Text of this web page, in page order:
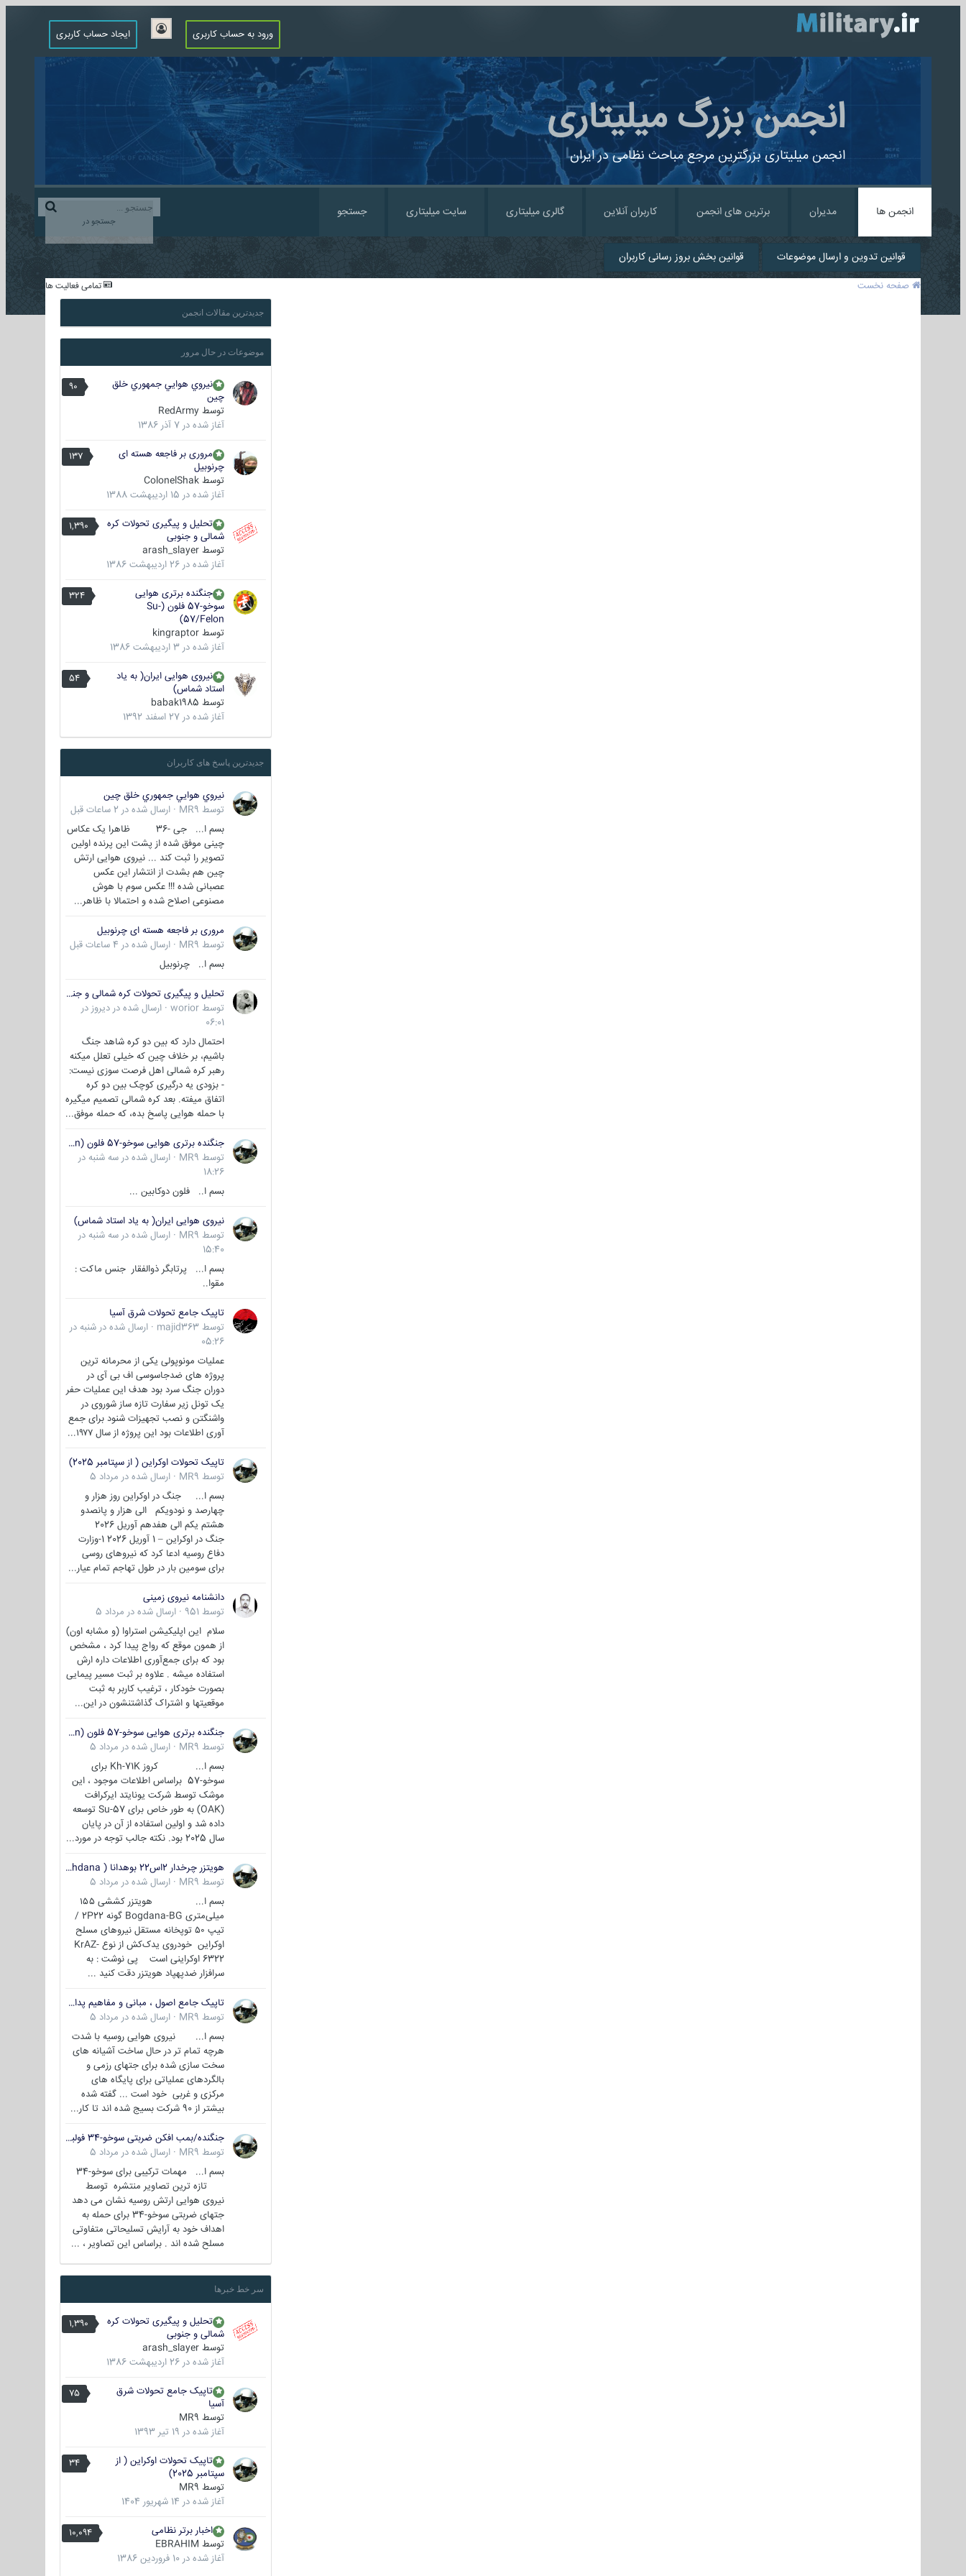
ورود به حساب کاربری ایجاد حساب کاربری
انجمن بزرگ میلیتاری
انجمن میلیتاری بزرگترین مرجع مباحث نظامی در ایران
جستجو در
انجمن ها مدیران برترین های انجمن کاربران آنلاین گالری میلیتاری سایت میلیتاری جستجو
قوانین تدوین و ارسال موضوعات قوانین بخش بروز رسانی کاربران
تمامی فعالیت ها صفحه نخست
جدیدترین مقالات انجمن
موضوعات در حال مرور
90
نيروي هوايي جمهوري خلق
چين
توسط RedArmy
آغاز شده در 7 آذر 1386
137
مروری بر فاجعه هسته ای
چرنوبیل
توسط ColonelShak
آغاز شده در 15 اردیبهشت 1388
1,390
تحلیل و پیگیری تحولات کره
شمالی و جنوبی
توسط arash_slayer
آغاز شده در 26 اردیبهشت 1386
324
جنگنده برتری هوایی
سوخو-57 فلون (Su-
57/Felon)
توسط kingraptor
آغاز شده در 3 اردیبهشت 1386
54
نیروی هوایی ایران( به یاد
استاد شماس)
توسط babak1985
آغاز شده در 27 اسفند 1392
جدیدترین پاسخ های کاربران
نيروي هوايي جمهوري خلق چين
توسط MR9
· ارسال شده در 2 ساعات قبل
بسم ا... جی -36 ظاهرا یک عکاس
چینی موفق شده از پشت این پرنده اولین
تصویر را ثبت کند ... نیروی هوایی ارتش
چین هم بشدت از انتشار این عکس
عصبانی شده !!! عکس سوم با هوش
مصنوعی اصلاح شده و احتمالا با ظاهر...
مروری بر فاجعه هسته ای چرنوبیل
توسط MR9
· ارسال شده در 4 ساعات قبل
بسم ا.. چرنوبیل
تحلیل و پیگیری تحولات کره شمالی و جنوبی
توسط worior
· ارسال شده در دیروز در
06:01
احتمال دارد که بین دو کره شاهد جنگ
باشیم، بر خلاف چین که خیلی تعلل میکنه
رهبر کره شمالی اهل فرصت سوزی نیست:
- بزودی یه درگیری کوچک بین دو کره
اتفاق میفته. بعد کره شمالی تصمیم میگیره
با حمله هوایی پاسخ بده، که حمله موفق...
جنگنده برتری هوایی سوخو-57 فلون (Su-57/Felon)
توسط MR9
· ارسال شده در سه شنبه در
18:26
بسم ا.. فلون دوکابین ...
نیروی هوایی ایران( به یاد استاد شماس)
توسط MR9
· ارسال شده در سه شنبه در
15:40
بسم ا... پرتابگر ذوالفقار جنس ماکت :
مقوا..
تاپیک جامع تحولات شرق آسیا
توسط majid363
· ارسال شده در شنبه در
05:26
عملیات مونوپولی یکی از محرمانه ترین
پروژه های ضدجاسوسی اف بی آی در
دوران جنگ سرد بود هدف این عملیات حفر
یک تونل زیر سفارت تازه ساز شوروی در
واشنگتن و نصب تجهیزات شنود برای جمع
آوری اطلاعات بود این پروژه از سال ۱۹۷۷...
تاپیک تحولات اوکراین ( از سپتامبر 2025)
توسط MR9
· ارسال شده در مرداد 5
بسم ا... جنگ در اوکراین روز هزار و
چهارصد و نودویکم الی هزار و پانصدو
هشتم یکم الی هفدهم آوریل 2026
جنگ در اوکراین – 1 آوریل 2026 1-وزارت
دفاع روسیه ادعا کرد که نیروهای روسی
برای سومین بار در طول تهاجم تمام عیار...
دانشنامه نیروی زمینی
توسط 951
· ارسال شده در مرداد 5
سلام این اپلیکیشن استراوا (و مشابه اون)
از همون موقع که رواج پیدا کرد ، مشخص
بود که برای جمع‌آوری اطلاعات داره ارش
استفاده میشه . علاوه بر ثبت مسیر پیمایی
بصورت خودکار ، ترغیب کاربر به ثبت
موقعیتها و اشتراک‌ گذاشتنشون در این...
جنگنده برتری هوایی سوخو-57 فلون (Su-57/Felon)
توسط MR9
· ارسال شده در مرداد 5
بسم ا... کروز Kh-71K برای
سوخو-57 براساس اطلاعات موجود ، این
موشک توسط شرکت یونایتد ایرکرافت
(OAK) به طور خاص برای Su-57 توسعه
داده شد و اولین استفاده از آن در پایان
سال 2025 بود. نکته جالب توجه در مورد...
هویتزر چرخدار 2اس22 بوهدانا ( wheeled howitzer 2S22 Bohdana )
توسط MR9
· ارسال شده در مرداد 5
بسم ا... هویتزر کششی ۱۵۵
میلی‌متری Bogdana-BG گونه 2P22 /
تیپ ۵۰ توپخانه مستقل نیروهای مسلح
اوکراین خودروی یدک‌کش از نوع KrAZ-
6322 اوکراینی است پی نوشت : به
سرافزار ضدپهپاد هویتزر دقت کنید ...
تاپیک جامع اصول ، مبانی و مفاهیم پدافند غیر عامل
توسط MR9
· ارسال شده در مرداد 5
بسم ا... نیروی هوایی روسیه با شدت
هرچه تمام تر در حال ساخت آشیانه های
سخت سازی شده برای جتهای رزمی و
بالگردهای عملیاتی برای پایگاه های
مرکزی و غربی خود است ... گفته شده
بیشتر از 90 شرکت بسیج شده اند تا کار...
جنگنده/بمب افکن ضربتی سوخو-34 فولبک ( Sukhoi Su-34/Fullback)
توسط MR9
· ارسال شده در مرداد 5
بسم ا... مهمات ترکیبی برای سوخو-34
تازه ترین تصاویر منتشره توسط
نیروی هوایی ارتش روسیه نشان می دهد
جتهای ضربتی سوخو-34 برای حمله به
اهداف خود به آرایش تسلیحاتی متفاوتی
مسلح شده اند . براساس این تصاویر ، ...
سر خط خبرها
1,390
تحلیل و پیگیری تحولات کره
شمالی و جنوبی
توسط arash_slayer
آغاز شده در 26 اردیبهشت 1386
75
تاپیک جامع تحولات شرق
آسیا
توسط MR9
آغاز شده در 19 تیر 1393
34
تاپیک تحولات اوکراین ( از
سپتامبر 2025)
توسط MR9
آغاز شده در 14 شهریور 1404
10,094
اخبار برتر نظامی
توسط EBRAHIM
آغاز شده در 10 فروردین 1386